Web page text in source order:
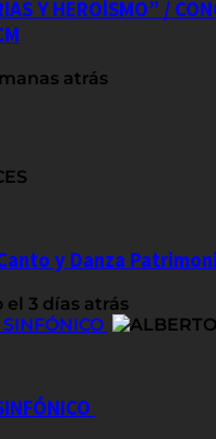
Y HEROÍSMO” /
atrás
y Danza
el 3 días atrás